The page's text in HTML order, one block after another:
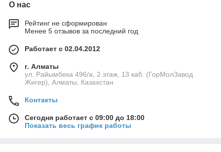
О нас
Рейтинг не сформирован
Менее 5 отзывов за последний год
Работает с 02.04.2012
г. Алматы
ул. Райымбека 496/а, 2 этаж, 13 каб. (ГорМолЗавод
Жигер), Алматы, Казахстан
Контакты
Сегодня работает с 09:00 до 18:00
Показать весь график работы